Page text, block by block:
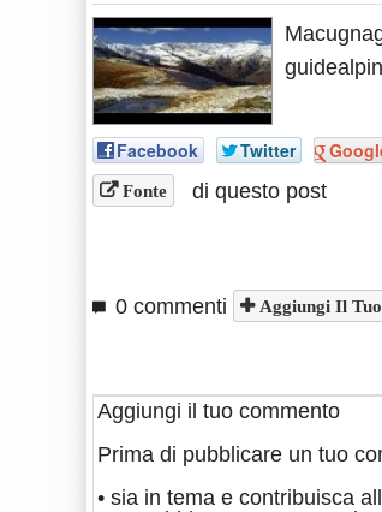
Facebook Twitter
Fonte di questo post
0 commenti Aggiungi Il Tuo
Aggiungi il tuo commento
Prima di pubblicare un tuo
• sia in tema e contribuisca